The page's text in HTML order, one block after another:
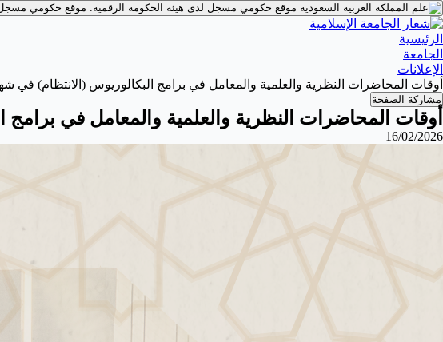
موقع حكومي مسجل لدى هيئة الحكومة الرقمية. موقع حكومي مسجل
الرئيسية
الجامعة
الإعلانات
أوقات المحاضرات النظرية والعلمية والمعامل في برامج البكالوريوس (الانتظام) في شهر
مشاركة الصفحة
أوقات المحاضرات النظرية والعلمية والمعامل في برامج
16/02/2026